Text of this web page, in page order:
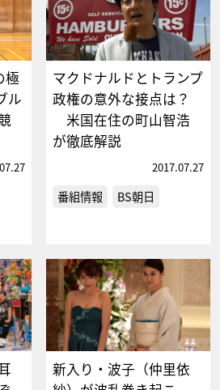
極
ル
マクドナルドとトランプ
政権の意外な接点は？
米国在住の町山智浩
が徹底解説
2017.07.27
番組情報 BS朝日
新入り・波子（仲里依